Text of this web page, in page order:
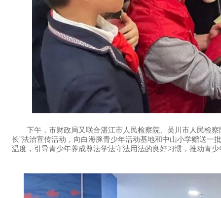
下午，市财政局又联合湛江市人民检察院、吴川市人民检察
长”法治宣传活动，向白海豚青少年活动基地和中山小学赠送
温度，引导青少年养成尊法学法守法用法的良好习惯，推动青